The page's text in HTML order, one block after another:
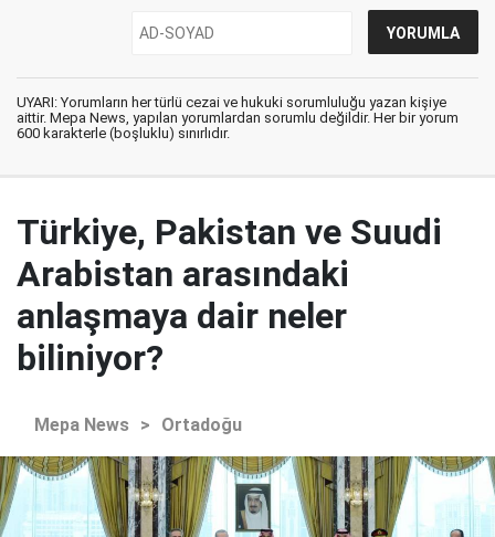
UYARI: Yorumların her türlü cezai ve hukuki sorumluluğu yazan kişiye
aittir. Mepa News, yapılan yorumlardan sorumlu değildir. Her bir yorum
600 karakterle (boşluklu) sınırlıdır.
Türkiye, Pakistan ve Suudi
Arabistan arasındaki
anlaşmaya dair neler
biliniyor?
Mepa News > Ortadoğu